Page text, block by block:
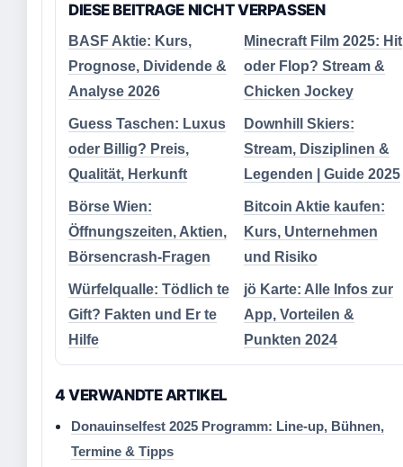
DIESE BEITRAGE NICHT VERPASSEN
BASF Aktie: Kurs,
Prognose, Dividende &
Analyse 2026
Minecraft Film 2025: Hit
oder Flop? Stream &
Chicken Jockey
Guess Taschen: Luxus
oder Billig? Preis,
Qualität, Herkunft
Downhill Skiers:
Stream, Disziplinen &
Legenden | Guide 2025
Börse Wien:
Öffnungszeiten, Aktien,
Börsencrash-Fragen
Bitcoin Aktie kaufen:
Kurs, Unternehmen
und Risiko
Würfelqualle: Tödlich te
Gift? Fakten und Er te
Hilfe
jö Karte: Alle Infos zur
App, Vorteilen &
Punkten 2024
4 VERWANDTE ARTIKEL
Donauinselfest 2025 Programm: Line-up, Bühnen,
Termine & Tipps